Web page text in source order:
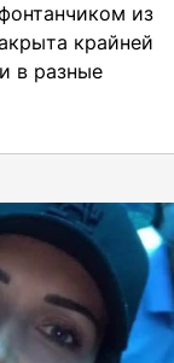
из
крайней
в разные